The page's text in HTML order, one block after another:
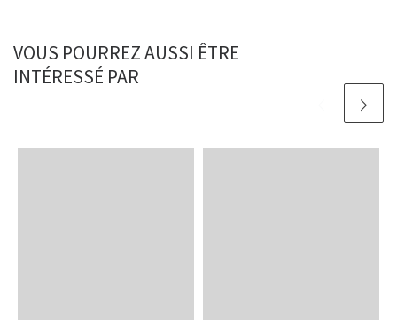
VOUS POURREZ AUSSI ÊTRE
INTÉRESSÉ PAR